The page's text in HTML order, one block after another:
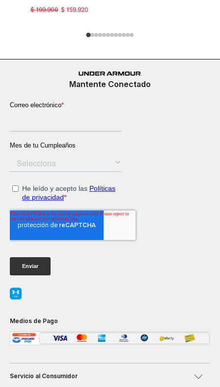
$ 159.920
$ 199.900
Mantente Conectado
Medios de Pago
Servicio al Consumidor